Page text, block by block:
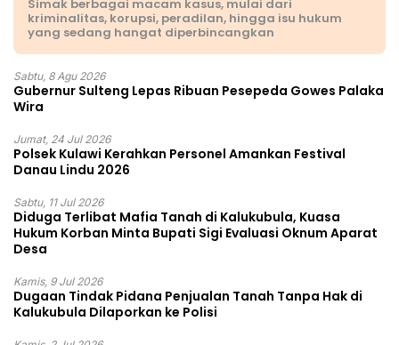
Simak berbagai macam kasus, mulai dari
kriminalitas, korupsi, peradilan, hingga isu hukum
yang sedang hangat diperbincangkan
Sabtu, 8 Agu 2026
Gubernur Sulteng Lepas Ribuan Pesepeda Gowes Palaka
Wira
Jumat, 24 Jul 2026
Polsek Kulawi Kerahkan Personel Amankan Festival
Danau Lindu 2026
Sabtu, 11 Jul 2026
Diduga Terlibat Mafia Tanah di Kalukubula, Kuasa
Hukum Korban Minta Bupati Sigi Evaluasi Oknum Aparat
Desa
Kamis, 9 Jul 2026
Dugaan Tindak Pidana Penjualan Tanah Tanpa Hak di
Kalukubula Dilaporkan ke Polisi